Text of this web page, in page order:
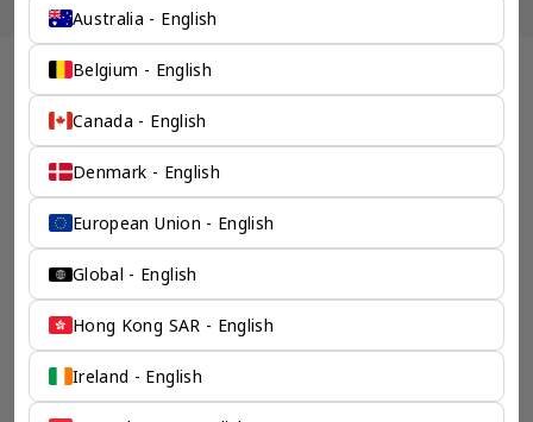
全球 提名董事 企业服务 - 奕资环球 ™（中国内地）
创意性的方案来解决所有
不可能的想法
奕资环球在全球业务发展上的专业能确保您企业出海上的每一
步成功。我们的动态手法确保了经济高效、高效和持久的解决
方案。通过创造性和专业性的结合，我们经验丰富的团队能够
解决复杂问题，提供最新但永恒的法律结构设计，满足您的商
业目标。
检索产品
Australia - English
Belgium - English
Canada - English
Denmark - English
European Union - English
Global - English
Hong Kong SAR - English
Ireland - English